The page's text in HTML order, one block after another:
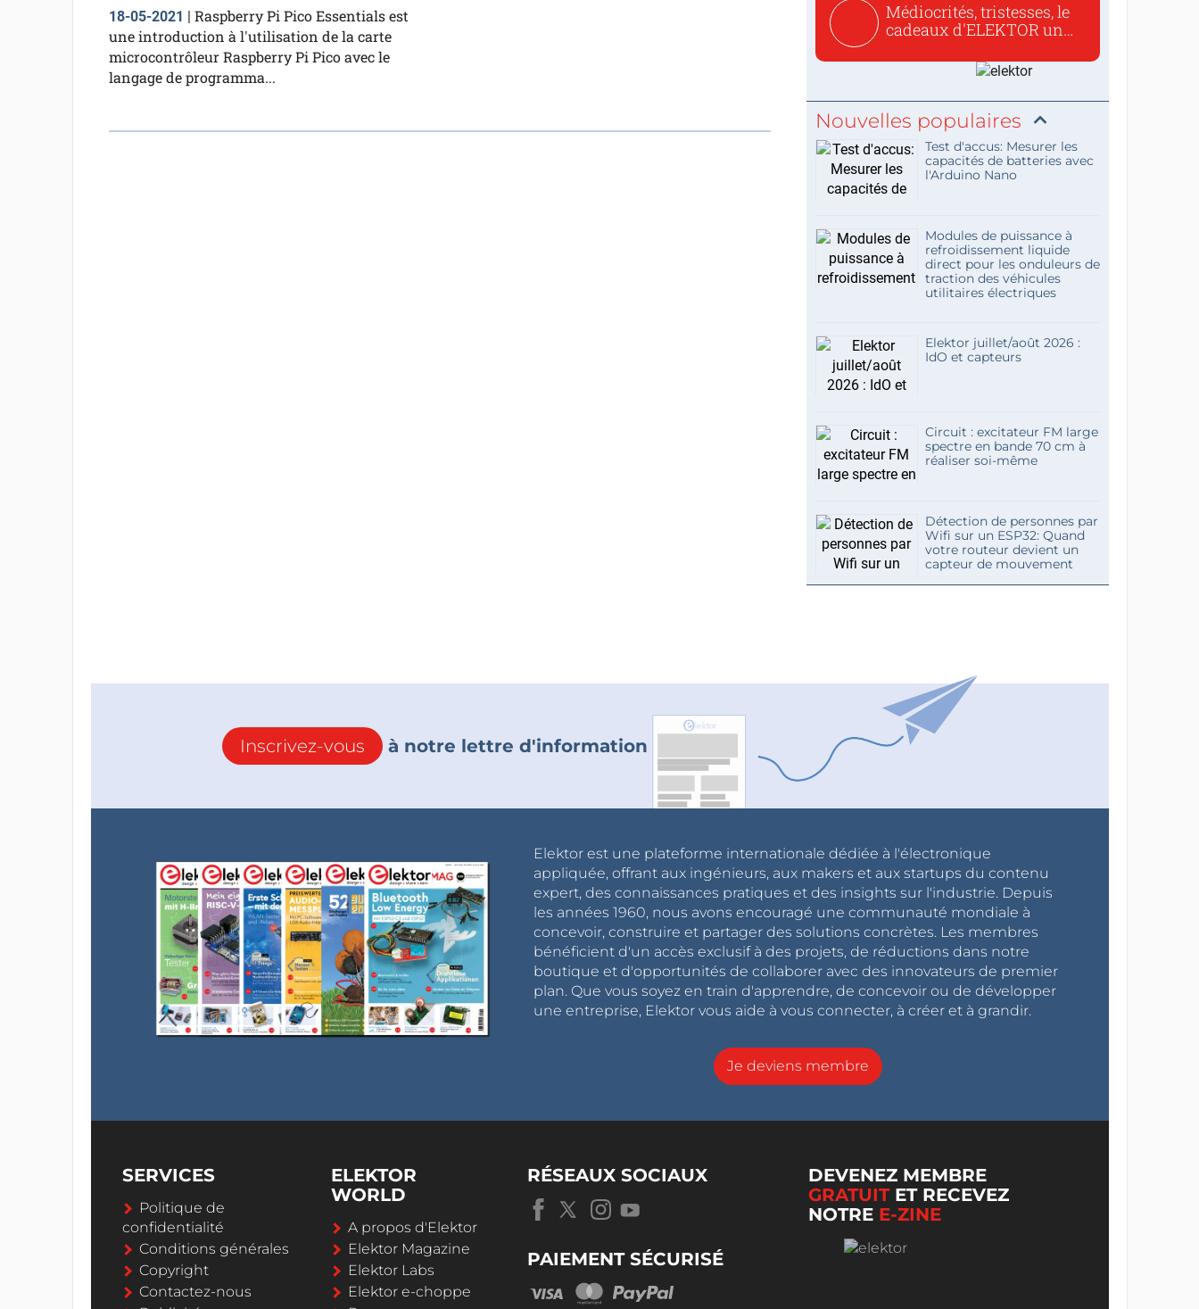
18-05-2021 | Raspberry Pi Pico Essentials est
une introduction à l'utilisation de la carte
microcontrôleur Raspberry Pi Pico avec le
langage de programma...
Médiocrités, tristesses, le
cadeaux d'ELEKTOR un
Nouvelles populaires
Test d'accus: Mesurer les
capacités de batteries avec
l'Arduino Nano
Modules de puissance à
refroidissement liquide
direct pour les onduleurs de
traction des véhicules
utilitaires électriques
Elektor juillet/août 2026 :
IdO et capteurs
Circuit : excitateur FM large
spectre en bande 70 cm à
réaliser soi-même
Détection de personnes par
Wifi sur un ESP32: Quand
votre routeur devient un
capteur de mouvement
Inscrivez-vous à notre lettre d'information
Elektor est une plateforme internationale dédiée à l'électronique
appliquée, offrant aux ingénieurs, aux makers et aux startups du contenu
expert, des connaissances pratiques et des insights sur l'industrie. Depuis
les années 1960, nous avons encouragé une communauté mondiale à
concevoir, construire et partager des solutions concrètes. Les membres
bénéficient d'un accès exclusif à des projets, de réductions dans notre
boutique et d'opportunités de collaborer avec des innovateurs de premier
plan. Que vous soyez en train d'apprendre, de concevoir ou de développer
une entreprise, Elektor vous aide à vous connecter, à créer et à grandir.
Je deviens membre
SERVICES
Politique de
confidentialité
Conditions générales
Copyright
Contactez-nous
ELEKTOR
WORLD
A propos d'Elektor
Elektor Magazine
Elektor Labs
Elektor e-choppe
RÉSEAUX SOCIAUX
PAIEMENT SÉCURISÉ
DEVENEZ MEMBRE
GRATUITET RECEVEZ
NOTRE E-ZINE